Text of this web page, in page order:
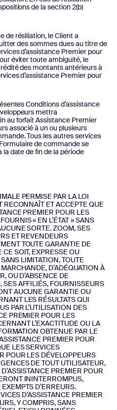
de la section 2(b)
de résiliation, le Client a
des sommes dues au titre de
d’assistance Premier pour
éviter toute ambiguïté, le
des montants antérieurs à
d’assistance Premier pour
Conditions d’assistance
mettra
au forfait Assistance Premier
associé à un ou plusieurs
Tous les autres services
de commande se
la date de fin de la période
PERMISE PAR LA LOI
RECONNAÎT ET ACCEPTE QUE
PREMIER POUR LES
« EN L’ÉTAT » SANS
SORTE. ZOOM, SES
ET REVENDEURS
TOUTE GARANTIE DE
SOIT, EXPRESSE OU
LIMITATION, TOUTE
D’ADÉQUATION À
OU D’ABSENCE DE
AFFILIÉS, FOURNISSEURS
AUCUNE GARANTIE OU
LES RÉSULTATS QUI
PAR L’UTILISATION DES
PREMIER POUR LES
L’EXACTITUDE OU LA
OBTENUE PAR LE
PREMIER POUR
LES SERVICES
POUR LES DÉVELOPPEURS
DE TOUT UTILISATEUR,
PREMIER POUR
ININTERROMPUS,
D’ERREURS.
D’ASSISTANCE PREMIER
Y COMPRIS, SANS